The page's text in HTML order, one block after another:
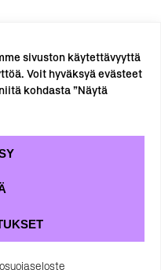
sivuston käytettävyyttä
Voit hyväksyä evästeet
kohdasta ”Näytä
→